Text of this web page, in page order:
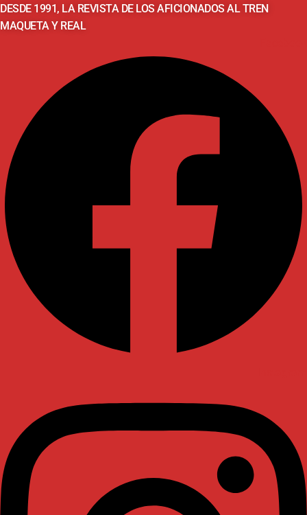
DESDE 1991, LA REVISTA DE LOS AFICIONADOS AL TREN
MAQUETA Y REAL